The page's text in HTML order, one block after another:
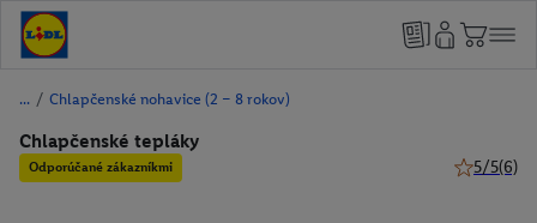
/ Chlapčenské nohavice (2 – 8 rokov)
Chlapčenské tepláky
Odporúčané zákazníkmi 5/5(6)